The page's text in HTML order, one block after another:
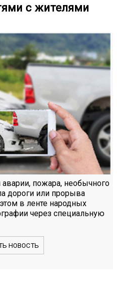
с жителями
пожара, необычного
дороги или прорыва
в ленте народных
через специальную
НОВОСТЬ